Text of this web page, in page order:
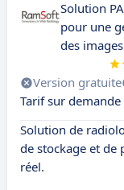
Solution
pour une
des images
Version gratuite
Tarif sur demande
Solution de
de stockage et de
réel.